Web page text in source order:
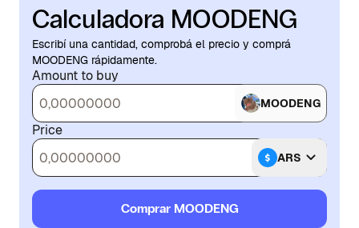
Calculadora MOODENG
Escribí una cantidad, comprobá el precio y comprá
MOODENG rápidamente.
Amount to buy
MOODENG
Price
ARS
Comprar MOODENG